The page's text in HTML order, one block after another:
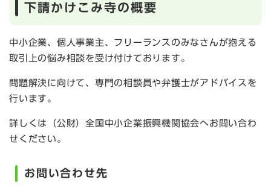
下請かけこみ寺の概要
中小企業、個人事業主、フリーランスのみなさんが抱える
取引上の悩み相談を受け付けております。
問題解決に向けて、専門の相談員や弁護士がアドバイスを
行います。
詳しくは（公財）全国中小企業振興機関協会へお問い合わ
せください。
お問い合わせ先